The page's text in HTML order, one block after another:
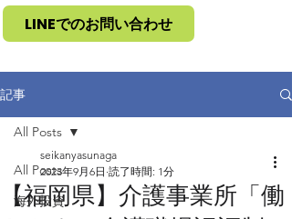
LINEでのお問い合わせ
記事
All Posts
海外投資
All Posts
【福岡県】介護事業所「働
seikanyasunaga
2023年9月6日 読了時間: 1分